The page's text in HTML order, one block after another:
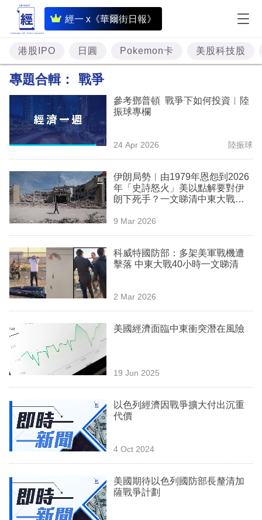
經一 x《華爾街日報》
即
時
財
經
題
投
資
樓
市
理
商
業
科
技
職
生
時
事
訂
閱
港股IPO 日圓 Pokemon卡 美股科技股
專題合輯： 戰爭
參考鄧普頓 戰爭下如何投資︳陸
振球專欄
24 Apr 2026 陸振球
伊朗局勢︳由1979年恩怨到2026
年「史詩怒火」美以點解要對伊
朗下死手？一文睇清中東大戰時
9 Mar 2026
科威特國防部：多架美軍戰機遭
擊落 中東大戰40小時一文睇清
2 Mar 2026
美國經濟面臨中東衝突潛在風險
19 Jun 2025
以色列經濟因戰爭擴大付出沉重
代價
4 Oct 2024
美國期待以色列國防部長釐清加
薩戰爭計劃